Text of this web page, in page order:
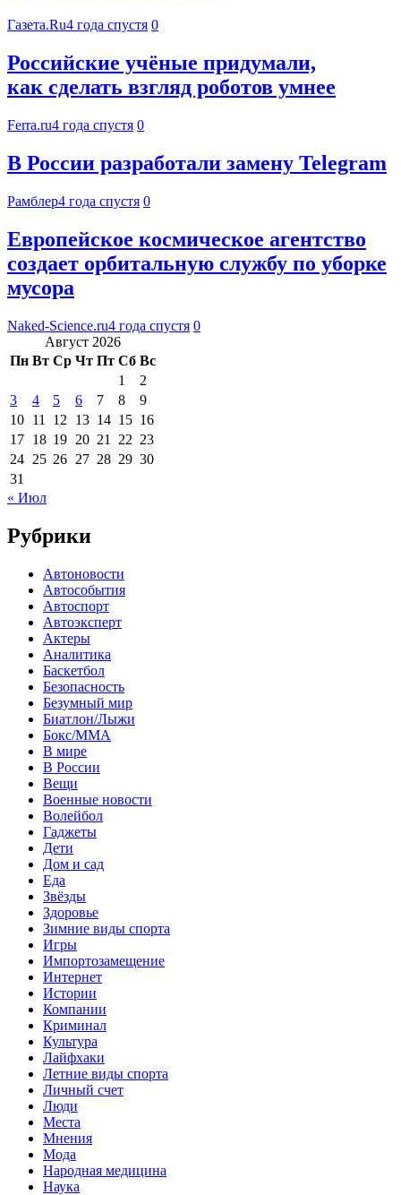
Газета.Ru4 года спустя 0
Российские учёные придумали,
как сделать взгляд роботов умнее
Ferra.ru4 года спустя 0
В России разработали замену Telegram
Рамблер4 года спустя 0
Европейское космическое агентство
создает орбитальную службу по уборке
мусора
Naked-Science.ru4 года спустя 0
Август 2026
Пн Вт Ср Чт Пт Сб Вс
1
2
3
4 5 6 7 8
9
10 11 12 13 14 15 16
17 18 19 20 21 22 23
24 25 26 27 28 29 30
31
« Июл
Рубрики
Автоновости
Автособытия
Автоспорт
Автоэксперт
Актеры
Аналитика
Баскетбол
Безопасность
Безумный мир
Биатлон/Лыжи
Бокс/MMA
В мире
В России
Вещи
Военные новости
Волейбол
Гаджеты
Дети
Дом и сад
Еда
Звёзды
Здоровье
Зимние виды спорта
Игры
Импортозамещение
Интернет
Истории
Компании
Криминал
Культура
Лайфхаки
Летние виды спорта
Личный счет
Люди
Места
Мнения
Мода
Народная медицина
Наука